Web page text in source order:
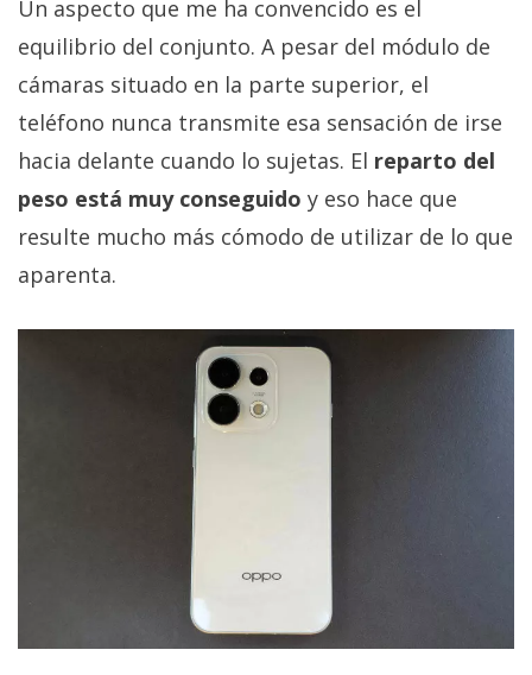
Un aspecto que me ha convencido es el
equilibrio del conjunto. A pesar del módulo de
cámaras situado en la parte superior, el
teléfono nunca transmite esa sensación de irse
hacia delante cuando lo sujetas. El reparto del
peso está muy conseguido y eso hace que
resulte mucho más cómodo de utilizar de lo que
aparenta.